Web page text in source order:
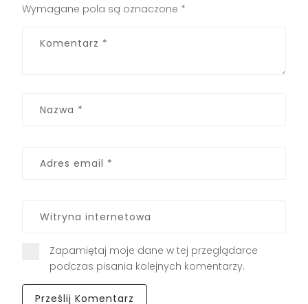
Wymagane pola są oznaczone *
Zapamiętaj moje dane w tej przeglądarce
podczas pisania kolejnych komentarzy.